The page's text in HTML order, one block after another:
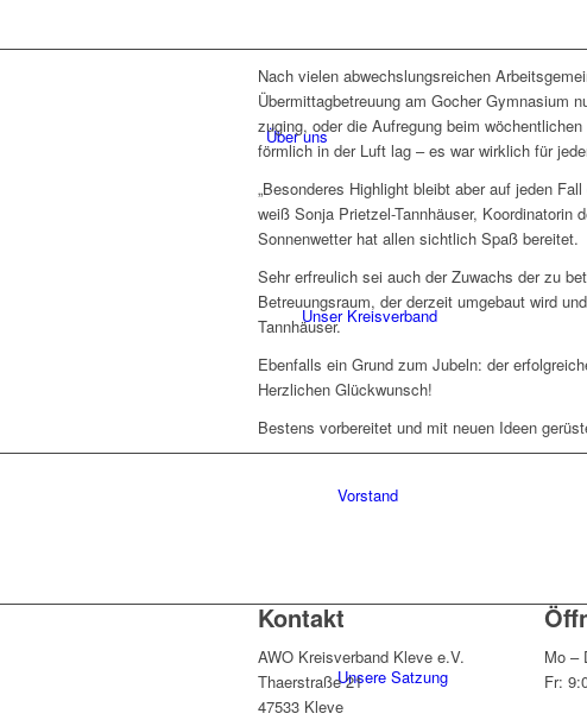
Über uns
Unser Kreisverband
Vorstand
Unsere Satzung
Nach vielen abwechslungsreichen
Übermittagbetreuung am Gocher Gymnasium
zuging, oder die Aufregung beim
förmlich in der Luft lag – es war wirklich für
„Besonderes Highlight bleibt aber auf jeden
weiß Sonja Prietzel-Tannhäuser, Koordinatorin
Sonnenwetter hat allen sichtlich Spaß bereitet.
Sehr erfreulich sei auch der Zuwachs der zu
Betreuungsraum, der derzeit umgebaut wird
Tannhäuser.
Ebenfalls ein Grund zum Jubeln: der
Herzlichen Glückwunsch!
Bestens vorbereitet und mit neuen Ideen
Kontakt
AWO Kreisverband Kleve e.V.
Thaerstraße 21
47533 Kleve
Mo –
Fr: